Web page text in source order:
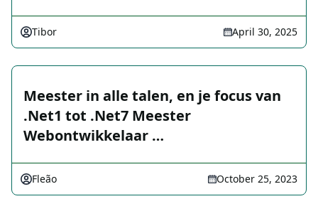
Tibor April 30, 2025
Meester in alle talen, en je focus van
.Net1 tot .Net7 Meester
Webontwikkelaar …
Fleão October 25, 2023